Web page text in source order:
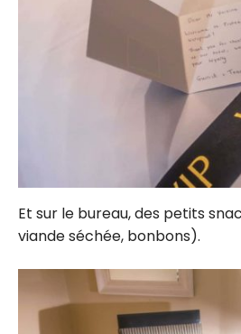
Et sur le bureau, des petits
viande séchée, bonbons).